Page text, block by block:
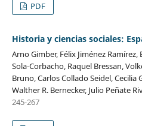
PDF
Historia y ciencias sociales:
Arno Gimber, Félix Jiménez
Sola-Corbacho, Raquel Bressan,
Bruno, Carlos Collado Seidel,
Walther R. Bernecker, Julio Peñate
245-267